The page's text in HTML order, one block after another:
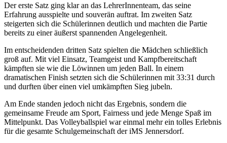
Der erste Satz ging klar an das LehrerInnenteam, das seine
Erfahrung ausspielte und souverän auftrat. Im zweiten Satz
steigerten sich die Schülerinnen deutlich und machten die Partie
bereits zu einer äußerst spannenden Angelegenheit.
Im entscheidenden dritten Satz spielten die Mädchen schließlich
groß auf. Mit viel Einsatz, Teamgeist und Kampfbereitschaft
kämpften sie wie die Löwinnen um jeden Ball. In einem
dramatischen Finish setzten sich die Schülerinnen mit 33:31 durch
und durften über einen viel umkämpften Sieg jubeln.
Am Ende standen jedoch nicht das Ergebnis, sondern die
gemeinsame Freude am Sport, Fairness und jede Menge Spaß im
Mittelpunkt. Das Volleyballspiel war einmal mehr ein tolles Erlebnis
für die gesamte Schulgemeinschaft der iMS Jennersdorf.